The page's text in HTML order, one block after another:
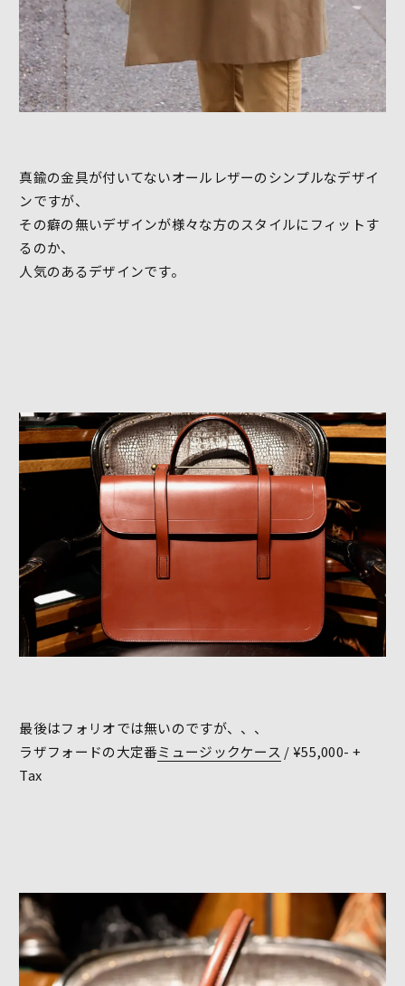
真鍮の金具が付いてないオールレザーのシンプルなデザイ
ンですが、
その癖の無いデザインが様々な方のスタイルにフィットす
るのか、
人気のあるデザインです。
最後はフォリオでは無いのですが、、、
ラザフォードの大定番ミュージックケース / ¥55,000- +
Tax